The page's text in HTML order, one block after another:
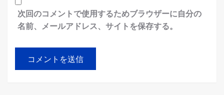
次回のコメントで使用するためブラウザーに自分の
名前、メールアドレス、サイトを保存する。